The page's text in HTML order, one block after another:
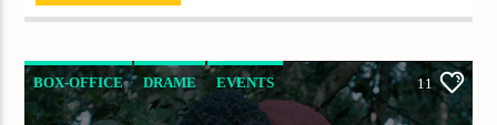
BOX-OFFICE DRAME EVENTS 11